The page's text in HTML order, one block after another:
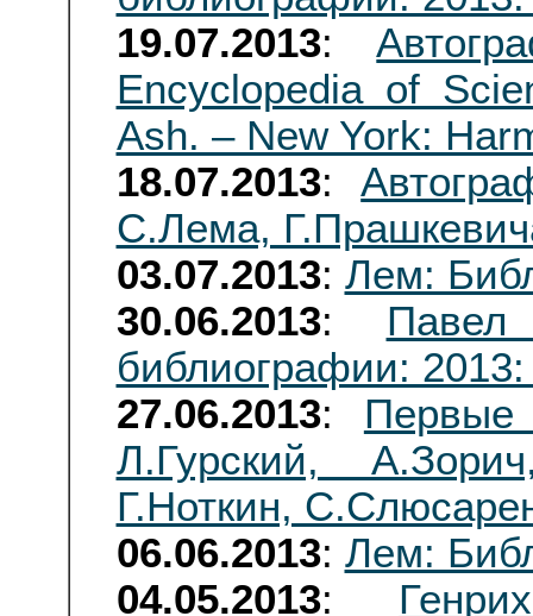
19.07.2013:
Encyclopedia of
Ash. – New York:
18.07.2013:
С.Лема,
03.07.2013: Лем:
30.06.2013:
библиографии:
27.06.2013: Первые
Л.Гурский,
Г.Ноткин,
06.06.2013: Лем:
04.05.2013: